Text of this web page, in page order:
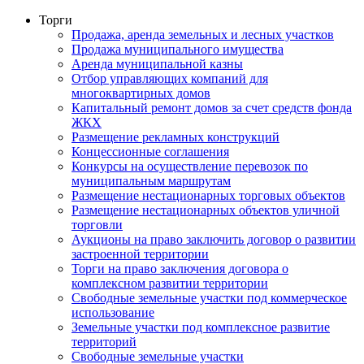
Торги
Продажа, аренда земельных и лесных участков
Продажа муниципального имущества
Аренда муниципальной казны
Отбор управляющих компаний для
многоквартирных домов
Капитальный ремонт домов за счет средств фонда
ЖКХ
Размещение рекламных конструкций
Концессионные соглашения
Конкурсы на осуществление перевозок по
муниципальным маршрутам
Размещение нестационарных торговых объектов
Размещение нестационарных объектов уличной
торговли
Аукционы на право заключить договор о развитии
застроенной территории
Торги на право заключения договора о
комплексном развитии территории
Свободные земельные участки под коммерческое
использование
Земельные участки под комплексное развитие
территорий
Свободные земельные участки